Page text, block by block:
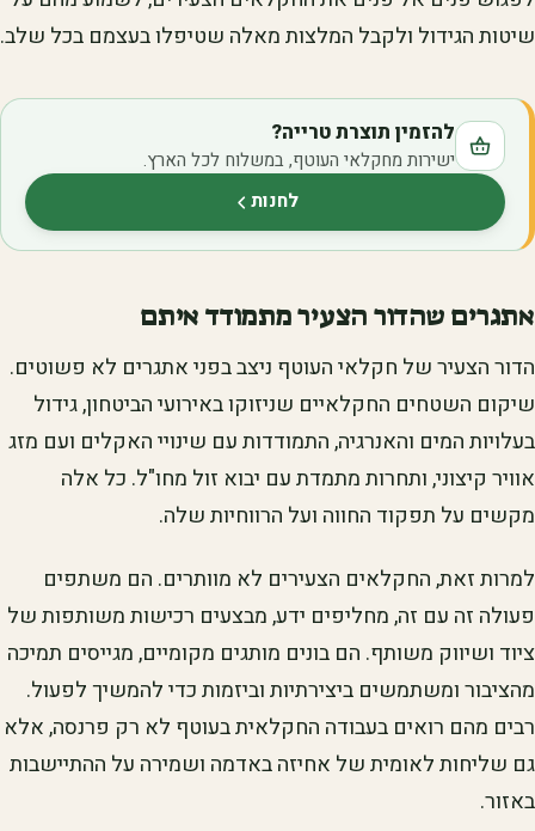
שיטות הגידול ולקבל המלצות מאלה שטיפלו בעצמם בכל שלב.
להזמין תוצרת טרייה?
ישירות מחקלאי העוטף, במשלוח לכל הארץ.
לחנות(נפתח בלשונית חדשה)
אתגרים שהדור הצעיר מתמודד איתם
הדור הצעיר של חקלאי העוטף ניצב בפני אתגרים לא פשוטים.
שיקום השטחים החקלאיים שניזוקו באירועי הביטחון, גידול
בעלויות המים והאנרגיה, התמודדות עם שינויי האקלים ועם מזג
אוויר קיצוני, ותחרות מתמדת עם יבוא זול מחו"ל. כל אלה
מקשים על תפקוד החווה ועל הרווחיות שלה.
למרות זאת, החקלאים הצעירים לא מוותרים. הם משתפים
פעולה זה עם זה, מחליפים ידע, מבצעים רכישות משותפות של
ציוד ושיווק משותף. הם בונים מותגים מקומיים, מגייסים תמיכה
מהציבור ומשתמשים ביצירתיות וביזמות כדי להמשיך לפעול.
רבים מהם רואים בעבודה החקלאית בעוטף לא רק פרנסה, אלא
גם שליחות לאומית של אחיזה באדמה ושמירה על ההתיישבות
באזור.